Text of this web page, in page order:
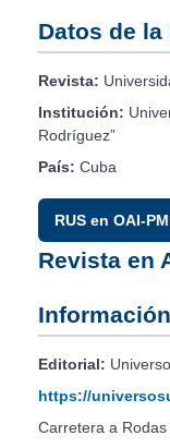
Datos de
Revista:
Institución:
Rodríguez”
País: Cuba
RUS en OAI-
Revista en
Editorial:
https://
Carretera a Rodas